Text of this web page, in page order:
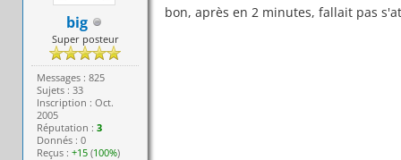
big
Super posteur
Messages : 825
Sujets : 33
Inscription : Oct.
2005
Réputation :3
Donnés : 0
Reçus :+15 (100%)
bon, après en 2 minutes, fallait pas